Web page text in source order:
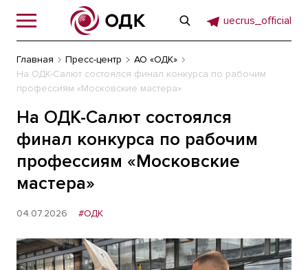
uecrus_official
Главная Пресс-центр
АО «ОДК»
На ОДК-Салют состоялся финал конкурса по рабочим
профессиям «Московские мастера»
На ОДК-Салют состоялся
финал конкурса по рабочим
профессиям «Московские
мастера»
04.07.2026 #ОДК